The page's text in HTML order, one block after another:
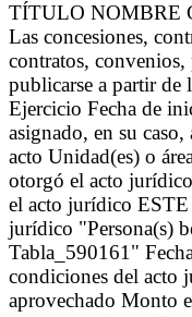
TÍTULO NOMBRE
Las concesiones,
contratos,
publicarse a partir de
Ejercicio Fecha de
asignado, en su
acto Unidad(es) o
otorgó el acto
el acto jurídico
jurídico "Persona(s)
Tabla_590161"
condiciones del acto
aprovechado Monto